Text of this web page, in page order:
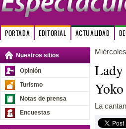
PORTADA EDITORIAL ACTUALIDAD
Nuestros sitios
Opinión
Turismo
Notas de prensa
Encuestas
Lady
La